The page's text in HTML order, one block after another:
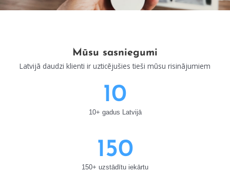
Mūsu sasniegumi
Latvijā daudzi klienti ir uzticējušies tieši mūsu risinājumiem
10+ gadus Latvijā
10
150+ uzstādītu iekārtu
150